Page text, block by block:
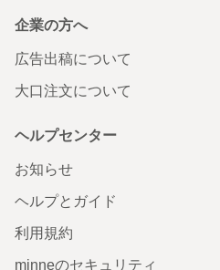
企業の方へ
広告出稿について
大口注文について
ヘルプセンター
お知らせ
ヘルプとガイド
利用規約
minneのセキュリティ